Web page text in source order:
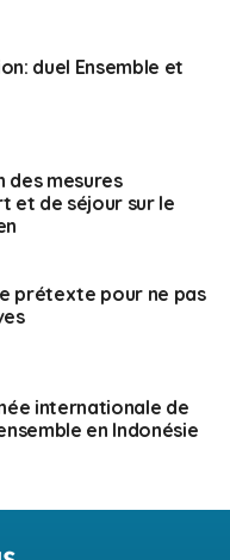
duel Ensemble et
des mesures
et de séjour sur le
prétexte pour ne pas
internationale de
en Indonésie